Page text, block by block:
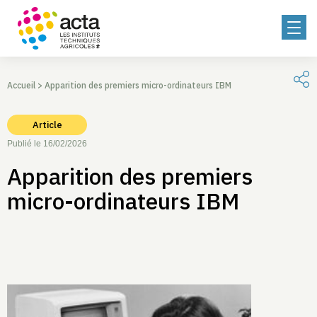
Accueil > Apparition des premiers micro-ordinateurs IBM
Article
Publié le 16/02/2026
Apparition des premiers
micro-ordinateurs IBM